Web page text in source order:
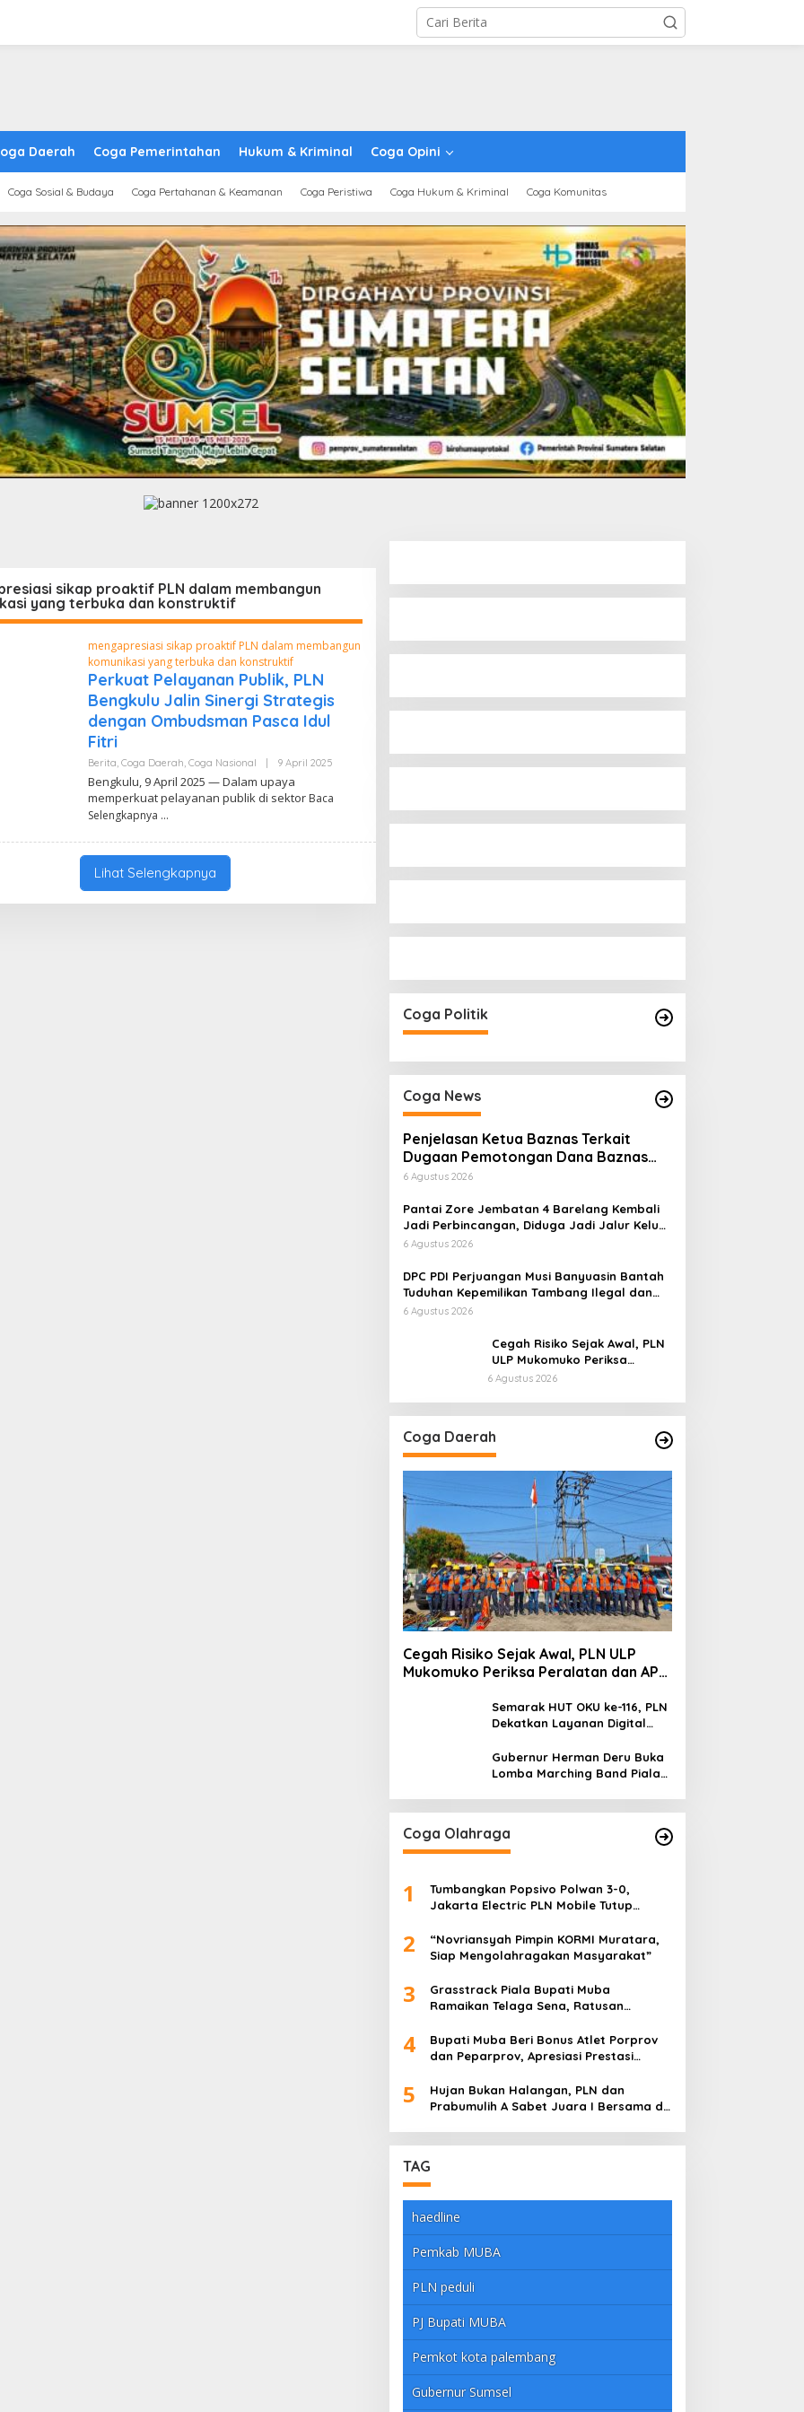
Daerah Coga Pemerintahan Hukum & Kriminal Coga Opini
Coga Sosial & Budaya Coga Pertahanan & Keamanan Coga Peristiwa Coga Hukum & Kriminal Coga Komunitas
sikap proaktif PLN dalam membangun
yang terbuka dan konstruktif
mengapresiasi sikap proaktif PLN dalam membangun
komunikasi yang terbuka dan konstruktif
Perkuat Pelayanan Publik, PLN
Bengkulu Jalin Sinergi Strategis
dengan Ombudsman Pasca Idul
Fitri
Berita, Coga Daerah, Coga Nasional 9 April 2025
H
Bengkulu, 9 April 2025 — Dalam upaya
memperkuat pelayanan publik di sektor Baca
Selengkapnya
Lihat Selengkapnya
Coga Politik
Coga News
Penjelasan Ketua Baznas Terkait
Dugaan Pemotongan Dana Baznas
Kabupaten Lahat Itu Tidak Benar
6 Agustus 2026
Pantai Zore Jembatan 4 Barelang Kembali
Jadi Perbincangan, Diduga Jadi Jalur Keluar
Masuk Barang Tanpa Dokumen Kepabeanan,
Diminta Mengungkap Dugaan Aktivitas di
Kawasan Pesisir
6 Agustus 2026
DPC PDI Perjuangan Musi Banyuasin Bantah
Tuduhan Kepemilikan Tambang Ilegal dan
Penyerobotan Lahan
6 Agustus 2026
Cegah Risiko Sejak Awal, PLN
ULP Mukomuko Periksa
Peralatan dan APD Petugas
6 Agustus 2026
Coga Daerah
Cegah Risiko Sejak Awal, PLN ULP
Mukomuko Periksa Peralatan dan APD
Semarak HUT OKU ke-116, PLN
Dekatkan Layanan Digital
2026
Gubernur Herman Deru Buka
Lomba Marching Band Piala
Coga Olahraga
1
Tumbangkan Popsivo Polwan 3-0,
Jakarta Electric PLN Mobile Tutup
Meyakinkan
2
“Novriansyah Pimpin KORMI Muratara,
Siap Mengolahragakan Masyarakat”
3
Grasstrack Piala Bupati Muba
Ramaikan Telaga Sena, Ratusan
4
Bupati Muba Beri Bonus Atlet Porprov
dan Peparprov, Apresiasi Prestasi
5
Hujan Bukan Halangan, PLN dan
Prabumulih A Sabet Juara I Bersama di
TAG
haedline
Pemkab MUBA
PLN peduli
PJ Bupati MUBA
Pemkot kota palembang
Gubernur Sumsel